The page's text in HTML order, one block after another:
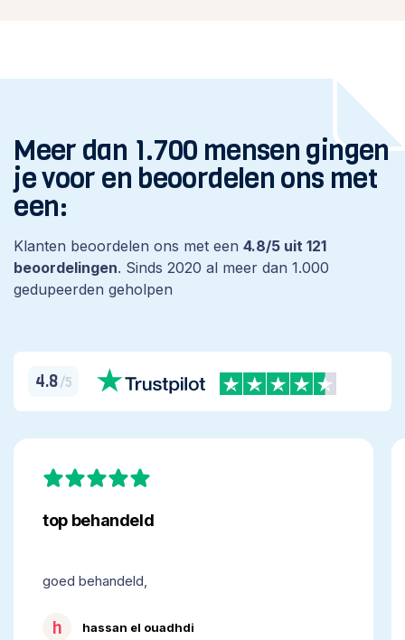
Meer dan 1.700 mensen gingen
je voor en beoordelen ons met
een:
Klanten beoordelen ons met een4.8/5 uit 121
beoordelingen. Sinds 2020 al meer dan 1.000
gedupeerden geholpen
4.8/5
top
behandeld
top behandeld
goed behandeld,
h hassan el ouadhdi